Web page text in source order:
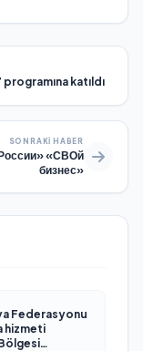
katıldı
SONRAKI HABER
«СВОй
бизнес»
Federasyonu
hizmeti